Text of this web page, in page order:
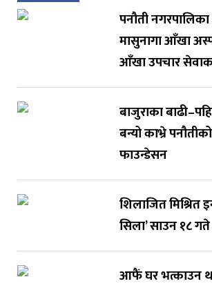
पनौती
मासुनागा आँखा
आँखा उपचार
बाजुराका
बन्यो काभ्रे
फाउन्डेसन
शिलाजित मिश्रित
सिला’ साउन १८
आफैं घर भत्काउन